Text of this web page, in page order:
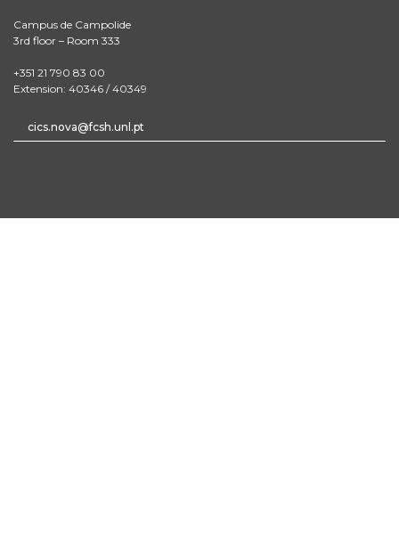
Campus de Campolide
3rd floor – Room 333
+351 21 790 83 00
Extension: 40346 / 40349
cics.nova@fcsh.unl.pt